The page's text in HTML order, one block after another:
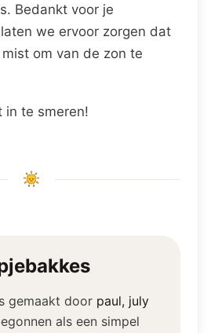
Bedankt voor je
we ervoor zorgen dat
om van de zon te
in te smeren!
gemaakt door paul, july
als een simpel